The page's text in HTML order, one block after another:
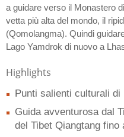
a guidare verso il Monastero
vetta più alta del mondo, il
(Qomolangma). Quindi
Lago Yamdrok di nuovo a
Highlights
Punti salienti culturali
Guida avventurosa dal
del Tibet Qiangtang